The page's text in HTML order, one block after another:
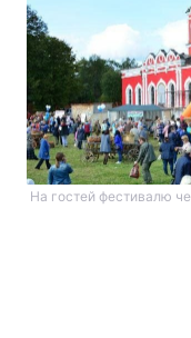
На гостей фестивалю